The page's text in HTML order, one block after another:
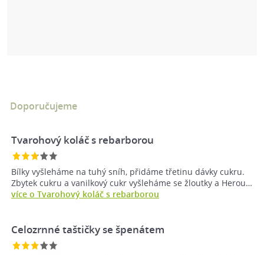
Doporučujeme
Tvarohový koláč s rebarborou
Bílky vyšleháme na tuhý sníh, přidáme třetinu dávky cukru.
Zbytek cukru a vanilkový cukr vyšleháme se žloutky a Herou…
více o Tvarohový koláč s rebarborou
Celozrnné taštičky se špenátem